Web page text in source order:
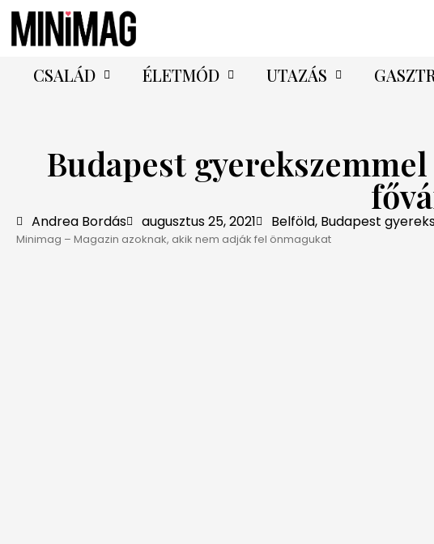
CSALÁD ÉLETMÓD UTAZÁS
Budapest gyerekszemmel
Andrea Bordás augusztus 25, 2021 Belföld, Budapest
Minimag – Magazin azoknak, akik nem adják fel önmagukat